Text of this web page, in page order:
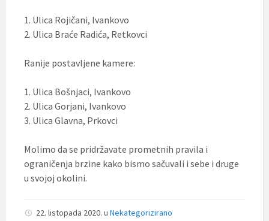
1. Ulica Rojičani, Ivankovo
2. Ulica Braće Radića, Retkovci
Ranije postavljene kamere:
1. Ulica Bošnjaci, Ivankovo
2. Ulica Gorjani, Ivankovo
3. Ulica Glavna, Prkovci
Molimo da se pridržavate prometnih pravila i
ograničenja brzine kako bismo sačuvali i sebe i druge
u svojoj okolini.
22. listopada 2020. u Nekategorizirano